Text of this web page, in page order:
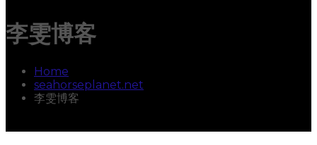
李雯博客
Home
seahorseplanet.net
李雯博客